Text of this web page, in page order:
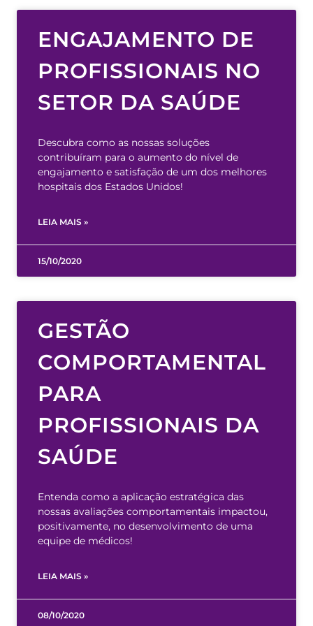
ENGAJAMENTO DE
PROFISSIONAIS NO
SETOR DA SAÚDE
Descubra como as nossas soluções
contribuíram para o aumento do nível de
engajamento e satisfação de um dos melhores
hospitais dos Estados Unidos!
LEIA MAIS »
15/10/2020
GESTÃO
COMPORTAMENTAL
PARA
PROFISSIONAIS DA
SAÚDE
Entenda como a aplicação estratégica das
nossas avaliações comportamentais impactou,
positivamente, no desenvolvimento de uma
equipe de médicos!
LEIA MAIS »
08/10/2020